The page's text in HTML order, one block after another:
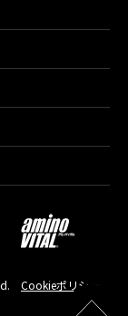
Cookieポリシー